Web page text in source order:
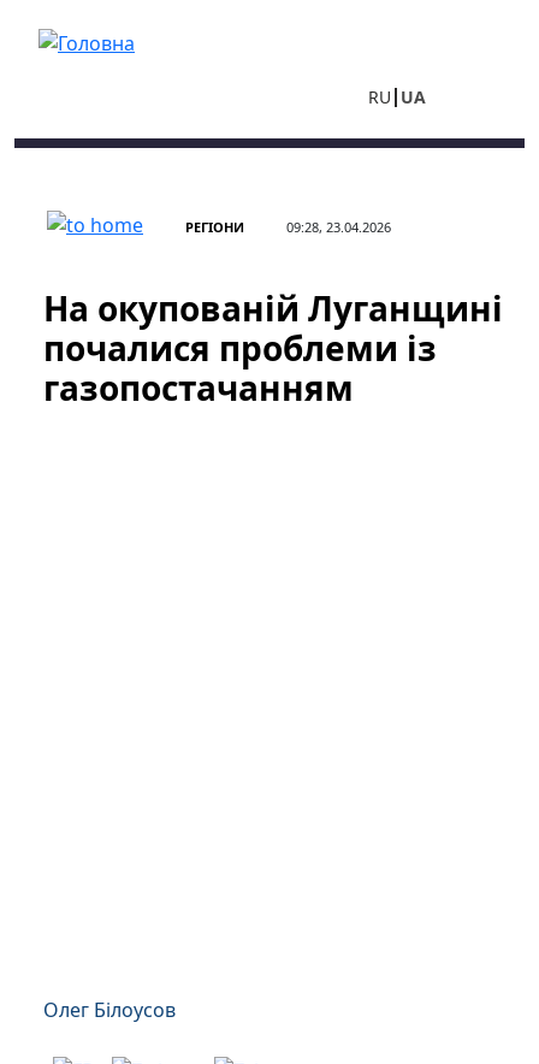
RU UA
РЕГІОНИ 09:28, 23.04.2026
На окупованій Луганщині
почалися проблеми із
газопостачанням
Олег Білоусов